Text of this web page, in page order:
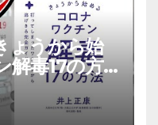
ょうから始
解毒17の方